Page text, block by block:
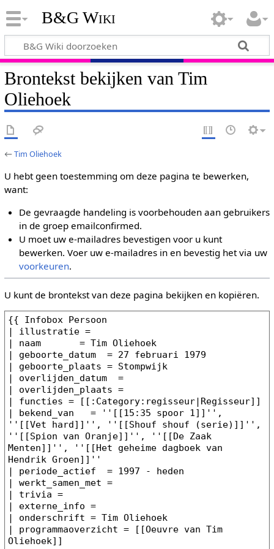
B&G Wiki
Brontekst bekijken van Tim
Oliehoek
←Tim Oliehoek
U hebt geen toestemming om deze pagina te bewerken,
want:
De gevraagde handeling is voorbehouden aan gebruikers
in de groep emailconfirmed.
U moet uw e-mailadres bevestigen voor u kunt
bewerken. Voer uw e-mailadres in en bevestig het via uw
voorkeuren.
U kunt de brontekst van deze pagina bekijken en kopiëren.